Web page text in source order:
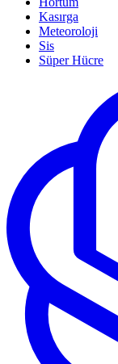
Kasırga
Meteoroloji
Sis
Süper Hücre